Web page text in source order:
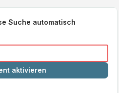
Suche automatisch
aktivieren